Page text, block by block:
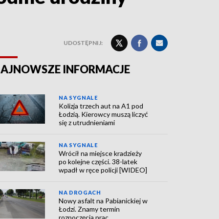
UDOSTĘPNIJ:
INFORMACJE
NA SYGNALE
Kolizja trzech aut na A1 pod
Łodzią. Kierowcy muszą liczyć
się z utrudnieniami
NA SYGNALE
Wrócił na miejsce kradzieży
po kolejne części. 38-latek
wpadł w ręce policji [WIDEO]
NA DROGACH
Nowy asfalt na Pabianickiej w
Łodzi. Znamy termin
rozpoczęcia prac